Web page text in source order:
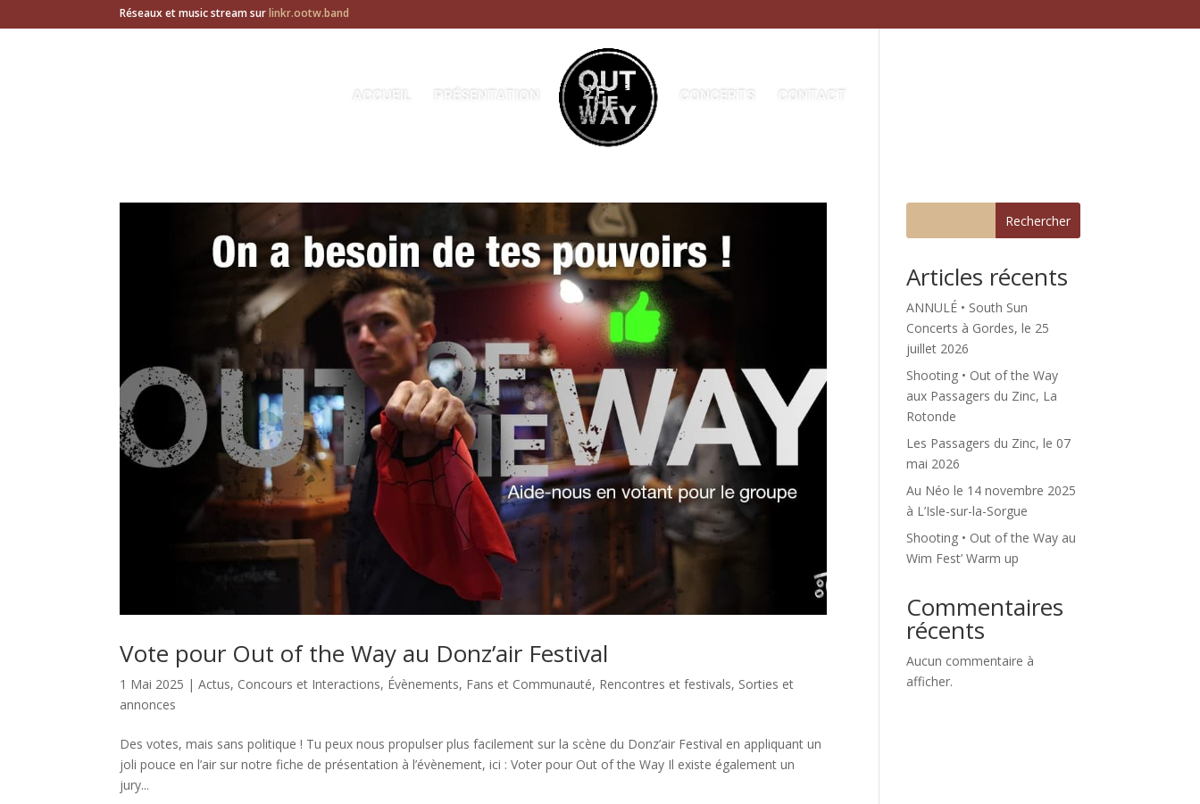
Réseaux et music stream surlinkr.ootw.band
ACCUEIL PRÉSENTATION CONCERTS CONTACT
Vote pour Out of the Way au Donz’air Festival
1 Mai 2025 |Actus, Concours et Interactions, Évènements, Fans et Communauté, Rencontres et festivals, Sorties et
annonces
Des votes, mais sans politique ! Tu peux nous propulser plus facilement sur la scène du Donz’air Festival en appliquant un
joli pouce en l’air sur notre fiche de présentation à l’évènement, ici : Voter pour Out of the Way Il existe également un
jury...
Rechercher
Articles récents
ANNULÉ • South Sun
Concerts à Gordes, le 25
juillet 2026
Shooting • Out of the Way
aux Passagers du Zinc, La
Rotonde
Les Passagers du Zinc, le 07
mai 2026
Au Néo le 14 novembre 2025
à L’Isle-sur-la-Sorgue
Shooting • Out of the Way au
Wim Fest’ Warm up
Commentaires
récents
Aucun commentaire à
afficher.